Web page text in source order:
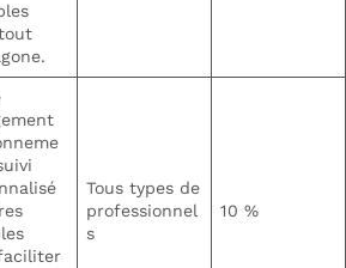
Tous types de
professionnel
s
10 %